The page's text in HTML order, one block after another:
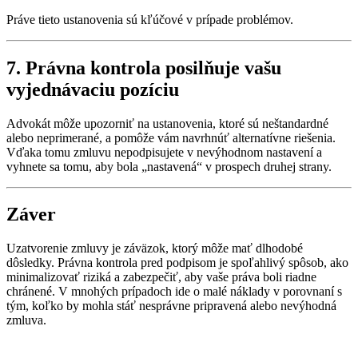
Práve tieto ustanovenia sú kľúčové v prípade problémov.
7. Právna kontrola posilňuje vašu
vyjednávaciu pozíciu
Advokát môže upozorniť na ustanovenia, ktoré sú neštandardné
alebo neprimerané, a pomôže vám navrhnúť alternatívne riešenia.
Vďaka tomu zmluvu nepodpisujete v nevýhodnom nastavení a
vyhnete sa tomu, aby bola „nastavená“ v prospech druhej strany.
Záver
Uzatvorenie zmluvy je záväzok, ktorý môže mať dlhodobé
dôsledky. Právna kontrola pred podpisom je spoľahlivý spôsob, ako
minimalizovať riziká a zabezpečiť, aby vaše práva boli riadne
chránené. V mnohých prípadoch ide o malé náklady v porovnaní s
tým, koľko by mohla stáť nesprávne pripravená alebo nevýhodná
zmluva.